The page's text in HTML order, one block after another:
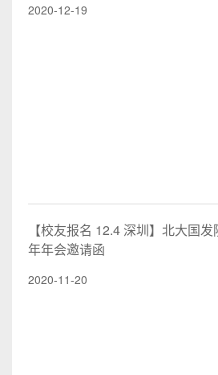
2020-12-19
【校友报名 12.4 深圳】北大国
年年会邀请函
2020-11-20